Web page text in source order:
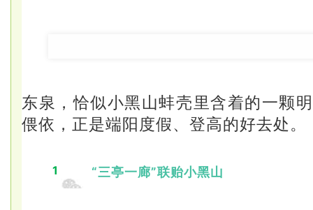
东泉，恰似小黑山蚌壳里含着的一颗
偎依，正是端阳度假、登高的好去处。
1 “三亭一廊”联贻小黑山